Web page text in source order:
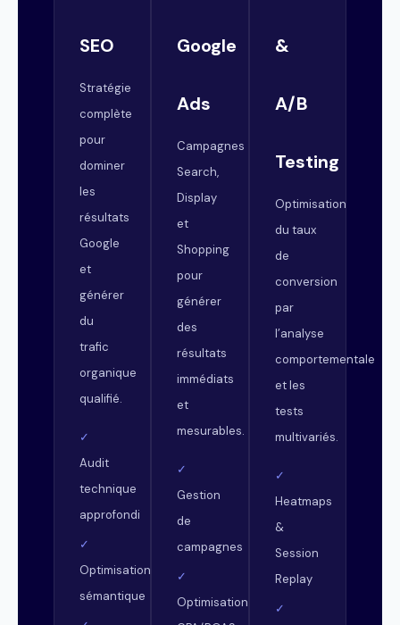
SEO
Stratégie
complète
pour
dominer
les
résultats
Google
et
générer
du
trafic
organique
qualifié.
✓
Audit
technique
approfondi
✓
Optimisation
sémantique
Google
Ads
Campagnes
Search,
Display
et
Shopping
pour
générer
des
résultats
immédiats
et
mesurables.
✓
Gestion
de
campagnes
✓
Optimisation
&
A/B
Testing
Optimisation
du taux
de
conversion
par
l’analyse
comportementale
et les
tests
multivariés.
✓
Heatmaps
&
Session
Replay
✓